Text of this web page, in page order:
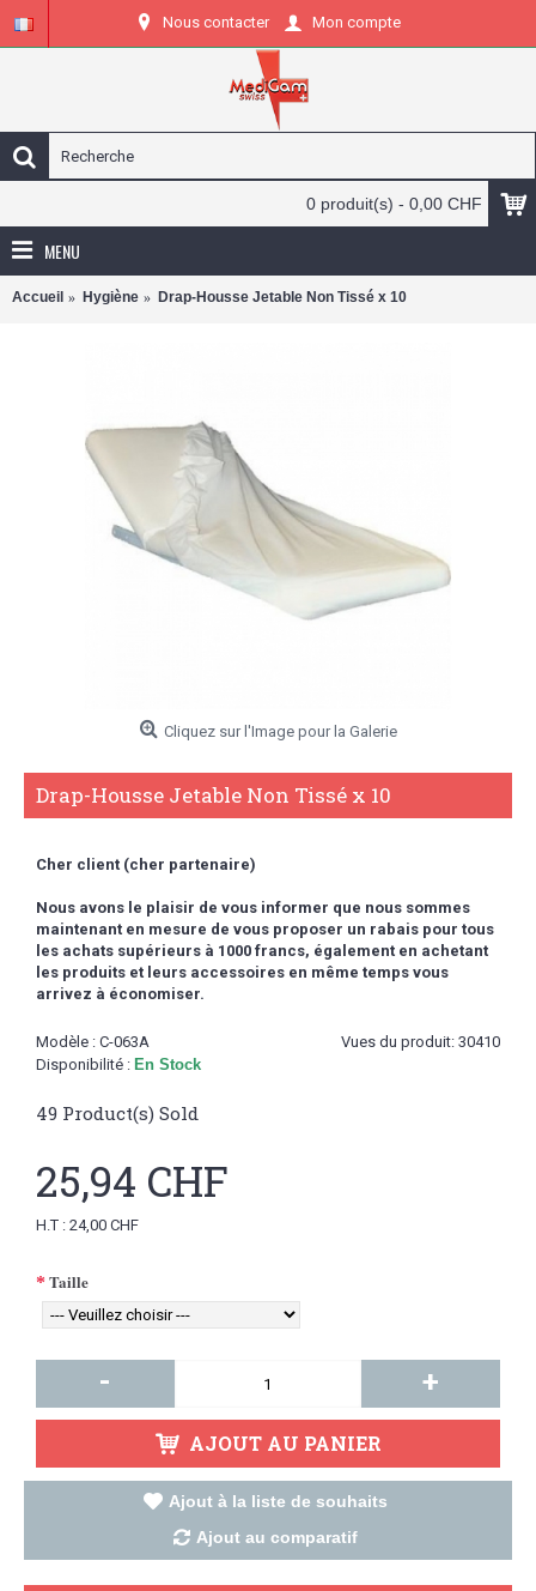
Nous contacter Mon compte
0 produit(s) - 0,00 CHF
MENU
Accueil Hygiène Drap-Housse Jetable Non Tissé x 10
Cliquez sur l'Image pour la Galerie
Drap-Housse Jetable Non Tissé x 10
Cher client (cher partenaire)
Nous avons le plaisir de vous informer que nous sommes
maintenant en mesure de vous proposer un rabais pour tous
les achats supérieurs à 1000 francs, également en achetant
les produits et leurs accessoires en même temps vous
arrivez à économiser.
Vues du produit: 30410
Modèle : C-063A
Disponibilité : En Stock
49 Product(s) Sold
25,94 CHF
H.T : 24,00 CHF
Taille
- +
AJOUT AU PANIER
Ajout à la liste de souhaits
Ajout au comparatif